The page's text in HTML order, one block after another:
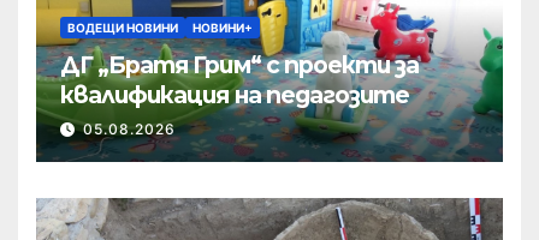
ВОДЕЩИ НОВИНИ НОВИНИ+
ДГ „Братя Грим“ с проекти за
квалификация на педагозите
05.08.2026